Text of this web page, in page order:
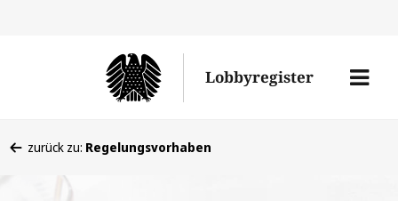
Lobbyregister
Menü
befinden
zurück zu: Regelungsvorhaben